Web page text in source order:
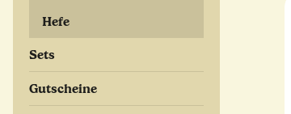
Hefe
Sets
Gutscheine